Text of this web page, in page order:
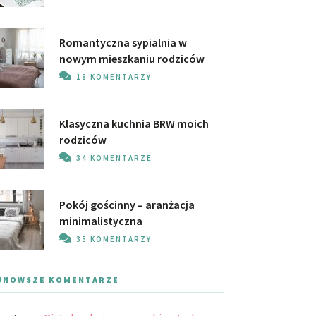
Romantyczna sypialnia w
nowym mieszkaniu rodziców
18 KOMENTARZY
Klasyczna kuchnia BRW moich
rodziców
34 KOMENTARZE
Pokój gościnny – aranżacja
minimalistyczna
35 KOMENTARZY
KOMENTARZE